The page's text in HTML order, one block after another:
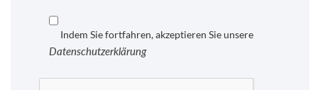
Indem Sie fortfahren, akzeptieren Sie unsere
Datenschutzerklärung